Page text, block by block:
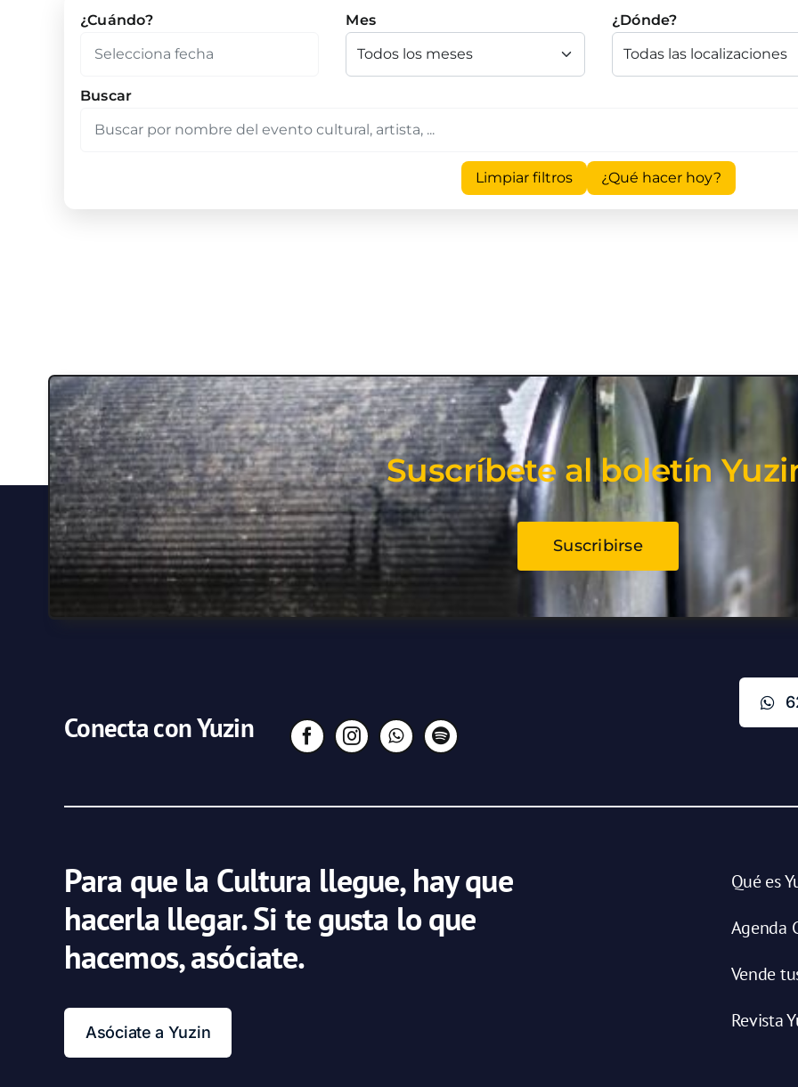
¿Cuándo? Mes ¿Dónde?
Buscar
Limpiar filtros ¿Qué hacer hoy?
Suscríbete al boletín
Suscribirse
Conecta con Yuzin
Para que la Cultura llegue, hay que
hacerla llegar. Si te gusta lo que
hacemos, asóciate.
Asóciate a Yuzin
Qué es
Agenda
Vende
Revista